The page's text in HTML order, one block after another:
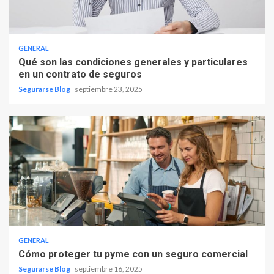
GENERAL
Qué son las condiciones generales y particulares
en un contrato de seguros
Segurarse Blog septiembre 23, 2025
GENERAL
Cómo proteger tu pyme con un seguro comercial
Segurarse Blog septiembre 16, 2025